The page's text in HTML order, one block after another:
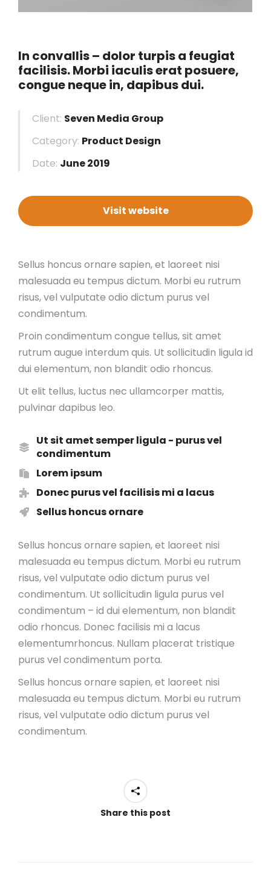
In convallis – dolor turpis a feugiat
facilisis. Morbi iaculis erat posuere,
congue neque in, dapibus dui.
Client: Seven Media Group
Category: Product Design
Date: June 2019
Visit website
Sellus honcus ornare sapien, et laoreet nisi
malesuada eu tempus dictum. Morbi eu rutrum
risus, vel vulputate odio dictum purus vel
condimentum.
Proin condimentum congue tellus, sit amet
rutrum augue interdum quis. Ut sollicitudin ligula id
dui elementum, non blandit odio rhoncus.
Ut elit tellus, luctus nec ullamcorper mattis,
pulvinar dapibus leo.
Ut sit amet semper ligula - purus vel
condimentum
Lorem ipsum
Donec purus vel facilisis mi a lacus
Sellus honcus ornare
Sellus honcus ornare sapien, et laoreet nisi
malesuada eu tempus dictum. Morbi eu rutrum
risus, vel vulputate odio dictum purus vel
condimentum. Ut sollicitudin ligula purus vel
condimentum – id dui elementum, non blandit
odio rhoncus. Donec facilisis mi a lacus
elementumrhoncus. Nullam placerat tristique
purus vel condimentum porta.
Sellus honcus ornare sapien, et laoreet nisi
malesuada eu tempus dictum. Morbi eu rutrum
risus, vel vulputate odio dictum purus vel
condimentum.
Share this post